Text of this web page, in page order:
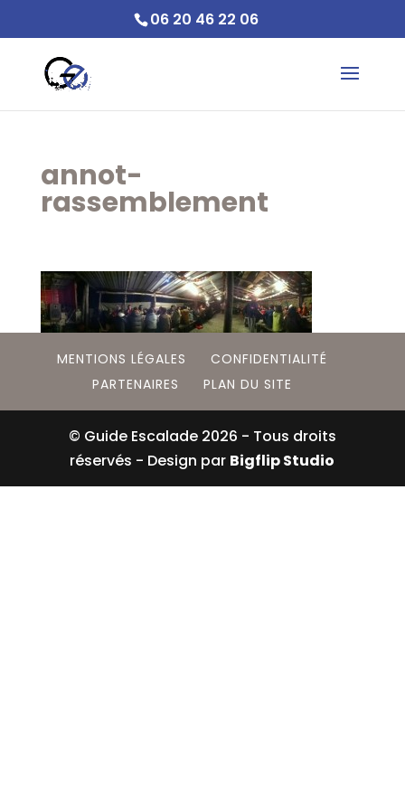
06 20 46 22 06
annot-
rassemblement
MENTIONS LÉGALES
CONFIDENTIALITÉ
PARTENAIRES
PLAN DU SITE
© Guide Escalade 2026 - Tous droits
réservés - Design par Bigflip Studio